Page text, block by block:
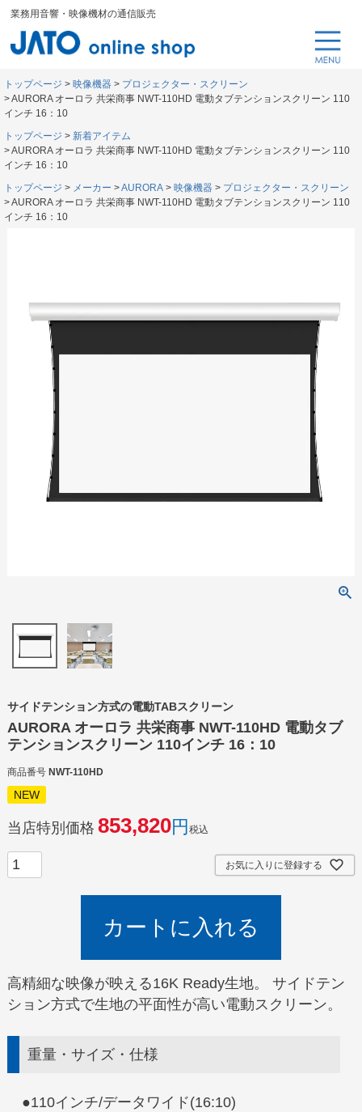
業務用音響・映像機材の通信販売
トップページ 映像機器
プロジェクター・スクリーン
AURORA オーロラ 共栄商事 NWT-110HD 電動タブテンションスクリーン 110
インチ 16：10
トップページ
新着アイテム
AURORA オーロラ 共栄商事 NWT-110HD 電動タブテンションスクリーン 110
インチ 16：10
トップページ
メーカー AURORA 映像機器
プロジェクター・スクリーン
AURORA オーロラ 共栄商事 NWT-110HD 電動タブテンションスクリーン 110
インチ 16：10
サイドテンション方式の電動TABスクリーン
AURORA オーロラ 共栄商事 NWT-110HD 電動タブ
テンションスクリーン 110インチ 16：10
商品番号 NWT-110HD
NEW
当店特別価格 853,820 税込
お気に入りに登録する
カートに入れる
高精細な映像が映える16K Ready生地。 サイドテン
ション方式で生地の平面性が高い電動スクリーン。
重量・サイズ・仕様
●110インチ/データワイド(16:10)